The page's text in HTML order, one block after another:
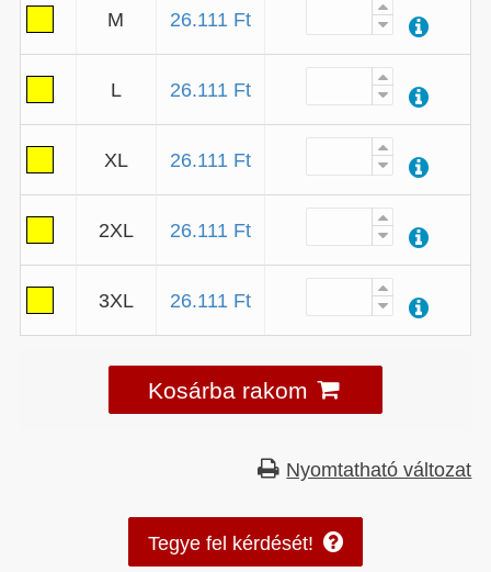
M 26.111 Ft
L 26.111 Ft
XL 26.111 Ft
2XL 26.111 Ft
3XL 26.111 Ft
Kosárba rakom
Nyomtatható változat
Tegye fel kérdését!